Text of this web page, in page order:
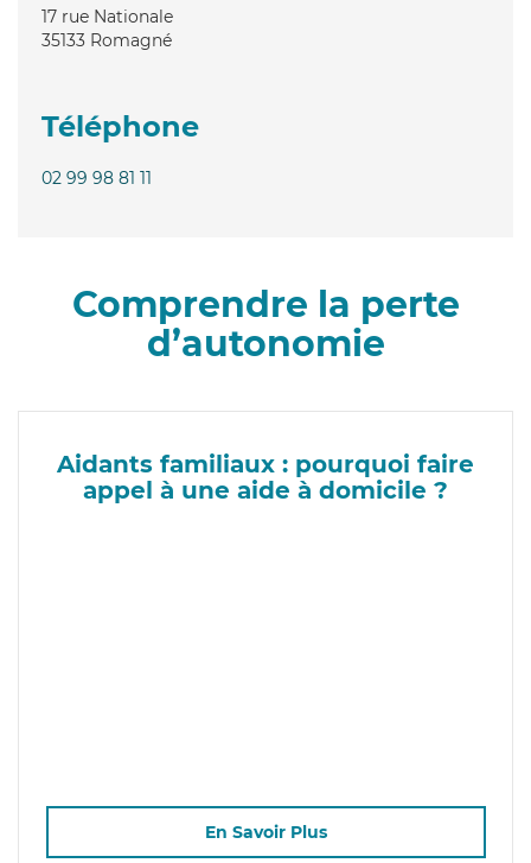
17 rue Nationale
35133 Romagné
Téléphone
02 99 98 81 11
Comprendre la perte
d’autonomie
Aidants familiaux : pourquoi faire
appel à une aide à domicile ?
En Savoir Plus